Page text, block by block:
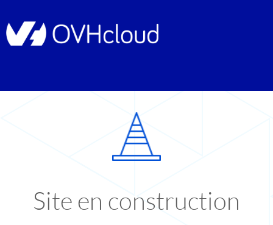
Site en construction